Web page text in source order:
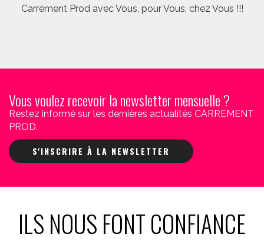
Carrément Prod avec Vous, pour Vous, chez Vous !!!
Vous voulez recevoir la newsletter mensuelle ?
Restez informé sur les dernières actualités CARREMENT
PROD.
S'INSCRIRE À LA NEWSLETTER
ILS NOUS FONT CONFIANCE